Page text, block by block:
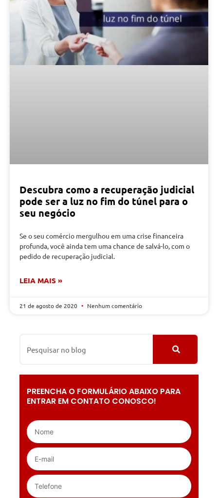
Descubra como a recuperação judicial
pode ser a luz no fim do túnel para o
seu negócio
Se o seu comércio mergulhou em uma crise financeira
profunda, você ainda tem uma chance de salvá-lo, com o
pedido de recuperação judicial.
LEIA MAIS »
21 de agosto de 2020 Nenhum comentário
PREENCHA O FORMULÁRIO ABAIXO PARA
ENTRAR EM CONTATO CONOSCO!